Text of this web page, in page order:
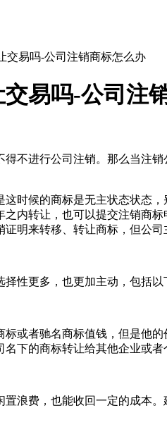
交易吗-公司注销商标怎么办
易吗-公司注
不进行公司注销。那么当注
时候的商标是无主状态状态
内转让，也可以提交注销商
明来转移、转让商标，但公
性更多，也更加主动，包括以
或者驰名商标值钱，但是他
下的商标转让给其他企业或者
浪费，也能收回一定的成本